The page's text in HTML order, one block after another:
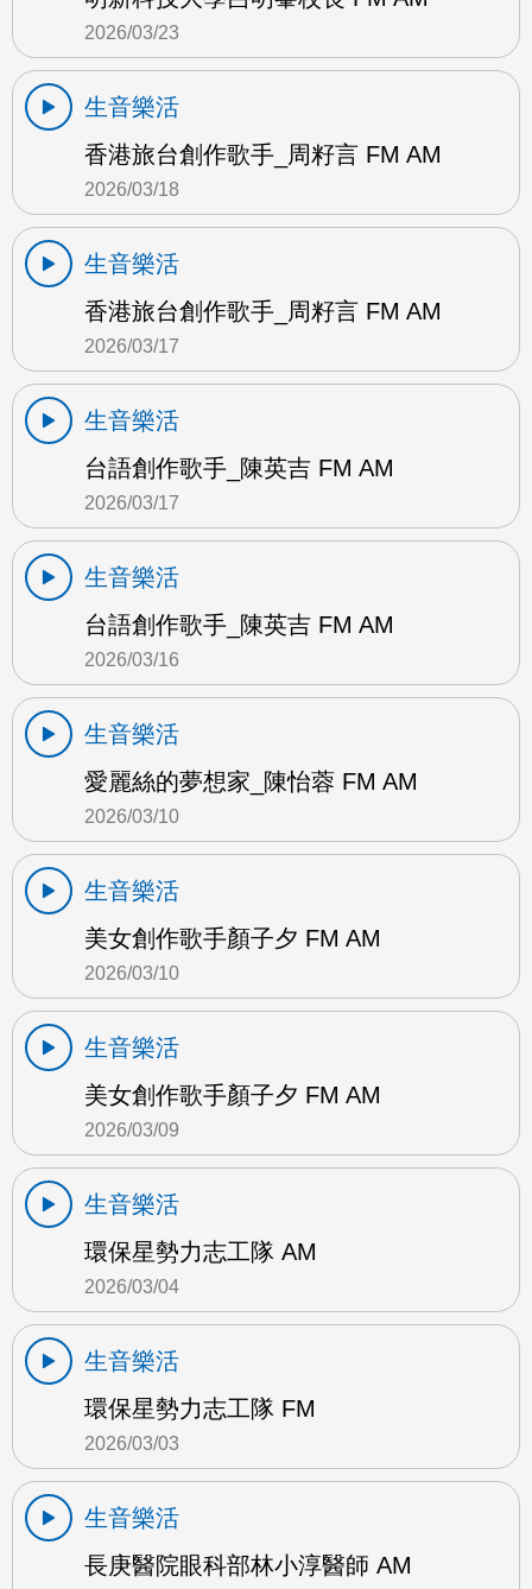
2026/03/23
生音樂活
香港旅台創作歌手_周籽言 FM AM
2026/03/18
生音樂活
香港旅台創作歌手_周籽言 FM AM
2026/03/17
生音樂活
台語創作歌手_陳英吉 FM AM
2026/03/17
生音樂活
台語創作歌手_陳英吉 FM AM
2026/03/16
生音樂活
愛麗絲的夢想家_陳怡蓉 FM AM
2026/03/10
生音樂活
美女創作歌手顏子夕 FM AM
2026/03/10
生音樂活
美女創作歌手顏子夕 FM AM
2026/03/09
生音樂活
環保星勢力志工隊 AM
2026/03/04
生音樂活
環保星勢力志工隊 FM
2026/03/03
生音樂活
長庚醫院眼科部林小淳醫師 AM